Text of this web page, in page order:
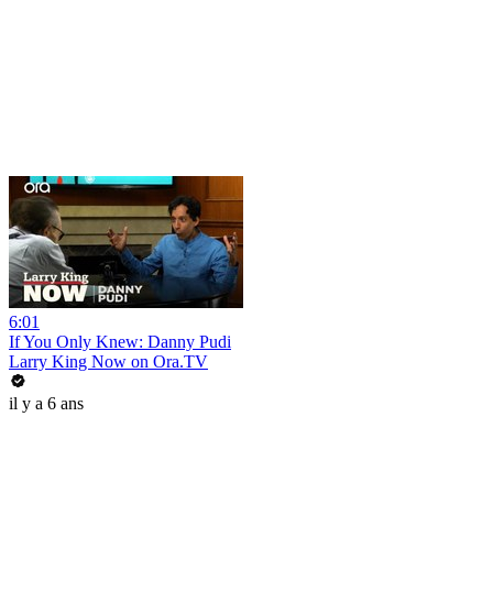
6:01
If You Only Knew: Danny Pudi
Larry King Now on Ora.TV
il y a 6 ans